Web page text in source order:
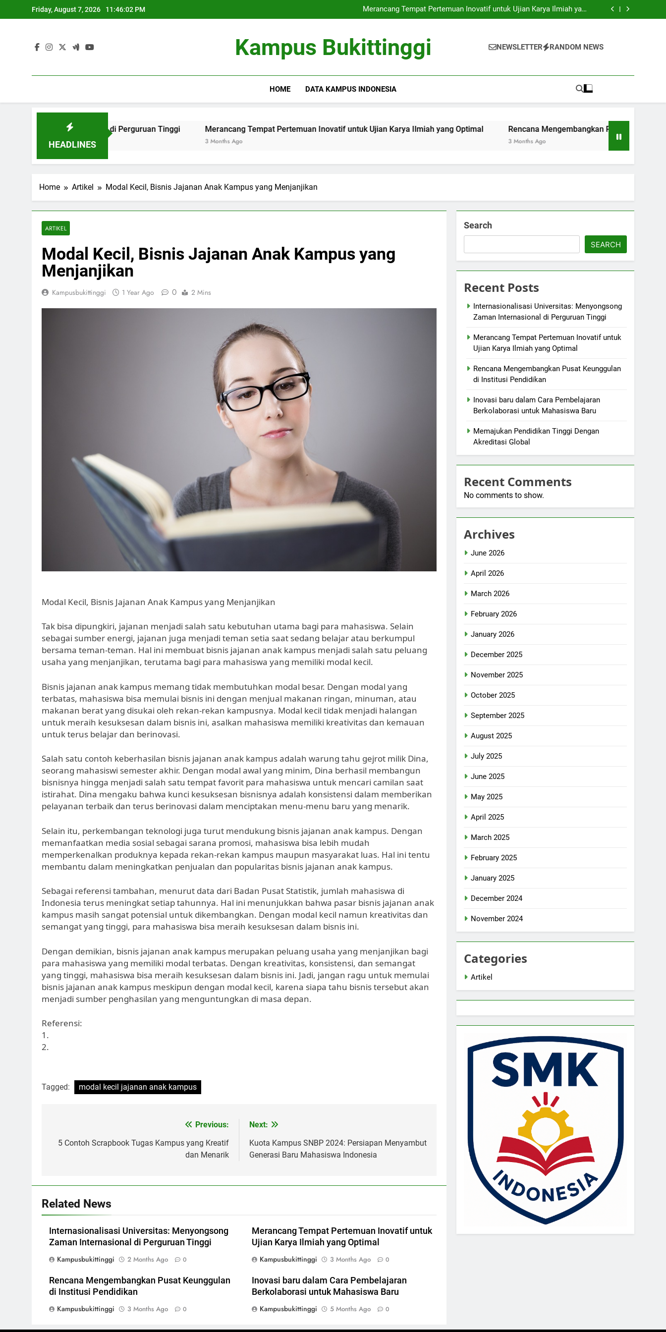
to
Friday, August 7, 2026 11:46:03 PM
Perguruan Tinggi
Merancang Tempat Pertemuan Inovatif untuk Ujian Karya Ilmiah yang
Optimal
Rencana Mengembangkan Pusat Keunggulan di Institusi Pendidikan
Perguruan Tinggi
Merancang Tempat Pertemuan Inovatif untuk Ujian Karya Ilmiah yang
Rencana Mengembangkan Pusat Keunggulan di Institusi Pendidikan
Kampus Bukittinggi NEWSLETTER RANDOM NEWS
HOME DATA KAMPUS INDONESIA
HEADLINES
Internasional di Perguruan Tinggi Merancang Tempat Pertemuan Inovatif untuk Ujian Karya Ilmiah yang Optimal Rencana Mengembangkan Pusat Keunggulan di
Home Artikel Modal Kecil, Bisnis Jajanan Anak Kampus yang Menjanjikan
ARTIKEL
Modal Kecil, Bisnis Jajanan Anak Kampus yang
Menjanjikan
Kampusbukittinggi 1 Year Ago 0 2 Mins
Modal Kecil, Bisnis Jajanan Anak Kampus yang Menjanjikan
Tak bisa dipungkiri, jajanan menjadi salah satu kebutuhan utama bagi para mahasiswa. Selain
sebagai sumber energi, jajanan juga menjadi teman setia saat sedang belajar atau berkumpul
bersama teman-teman. Hal ini membuat bisnis jajanan anak kampus menjadi salah satu peluang
usaha yang menjanjikan, terutama bagi para mahasiswa yang memiliki modal kecil.
Bisnis jajanan anak kampus memang tidak membutuhkan modal besar. Dengan modal yang
terbatas, mahasiswa bisa memulai bisnis ini dengan menjual makanan ringan, minuman, atau
makanan berat yang disukai oleh rekan-rekan kampusnya. Modal kecil tidak menjadi halangan
untuk meraih kesuksesan dalam bisnis ini, asalkan mahasiswa memiliki kreativitas dan kemauan
untuk terus belajar dan berinovasi.
Salah satu contoh keberhasilan bisnis jajanan anak kampus adalah warung tahu gejrot milik Dina,
seorang mahasiswi semester akhir. Dengan modal awal yang minim, Dina berhasil membangun
bisnisnya hingga menjadi salah satu tempat favorit para mahasiswa untuk mencari camilan saat
istirahat. Dina mengaku bahwa kunci kesuksesan bisnisnya adalah konsistensi dalam memberikan
pelayanan terbaik dan terus berinovasi dalam menciptakan menu-menu baru yang menarik.
Selain itu, perkembangan teknologi juga turut mendukung bisnis jajanan anak kampus. Dengan
memanfaatkan media sosial sebagai sarana promosi, mahasiswa bisa lebih mudah
memperkenalkan produknya kepada rekan-rekan kampus maupun masyarakat luas. Hal ini tentu
membantu dalam meningkatkan penjualan dan popularitas bisnis jajanan anak kampus.
Sebagai referensi tambahan, menurut data dari Badan Pusat Statistik, jumlah mahasiswa di
Indonesia terus meningkat setiap tahunnya. Hal ini menunjukkan bahwa pasar bisnis jajanan anak
kampus masih sangat potensial untuk dikembangkan. Dengan modal kecil namun kreativitas dan
semangat yang tinggi, para mahasiswa bisa meraih kesuksesan dalam bisnis ini.
Dengan demikian, bisnis jajanan anak kampus merupakan peluang usaha yang menjanjikan bagi
para mahasiswa yang memiliki modal terbatas. Dengan kreativitas, konsistensi, dan semangat
yang tinggi, mahasiswa bisa meraih kesuksesan dalam bisnis ini. Jadi, jangan ragu untuk memulai
bisnis jajanan anak kampus meskipun dengan modal kecil, karena siapa tahu bisnis tersebut akan
menjadi sumber penghasilan yang menguntungkan di masa depan.
Referensi:
1.
2.
Tagged: modal kecil jajanan anak kampus
navigation
Previous:
5 Contoh Scrapbook Tugas Kampus yang Kreatif
dan Menarik
Next:
Kuota Kampus SNBP 2024: Persiapan Menyambut
Generasi Baru Mahasiswa Indonesia
Related News
Internasionalisasi Universitas: Menyongsong
Zaman Internasional di Perguruan Tinggi
Kampusbukittinggi
2 Months Ago 0
Merancang Tempat Pertemuan Inovatif untuk
Ujian Karya Ilmiah yang Optimal
Kampusbukittinggi
3 Months Ago 0
Rencana Mengembangkan Pusat Keunggulan
di Institusi Pendidikan
Kampusbukittinggi
3 Months Ago 0
Inovasi baru dalam Cara Pembelajaran
Berkolaborasi untuk Mahasiswa Baru
Kampusbukittinggi
5 Months Ago 0
Search
SEARCH
Recent Posts
Internasionalisasi Universitas: Menyongsong
Zaman Internasional di Perguruan Tinggi
Merancang Tempat Pertemuan Inovatif untuk
Ujian Karya Ilmiah yang Optimal
Rencana Mengembangkan Pusat Keunggulan
di Institusi Pendidikan
Inovasi baru dalam Cara Pembelajaran
Berkolaborasi untuk Mahasiswa Baru
Memajukan Pendidikan Tinggi Dengan
Akreditasi Global
Recent Comments
No comments to show.
Archives
June 2026
April 2026
March 2026
February 2026
January 2026
December 2025
November 2025
October 2025
September 2025
August 2025
July 2025
June 2025
May 2025
April 2025
March 2025
February 2025
January 2025
December 2024
November 2024
Categories
Artikel